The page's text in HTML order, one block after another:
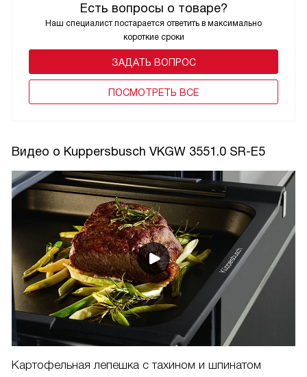
Есть вопросы о товаре?
Наш специалист постарается ответить в максимально
короткие сроки
ЗАДАТЬ ВОПРОС
ПОCМОТРЕТЬ ВСЕ
Видео о Kuppersbusch VKGW 3551.0 SR-E5
Картофельная лепешка с тахином и шпинатом